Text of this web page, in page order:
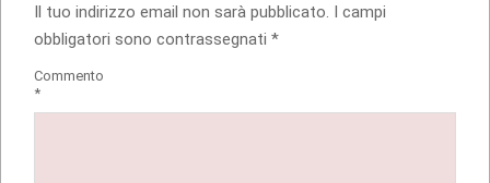
Il tuo indirizzo email non sarà pubblicato. I campi
obbligatori sono contrassegnati *
Commento
*